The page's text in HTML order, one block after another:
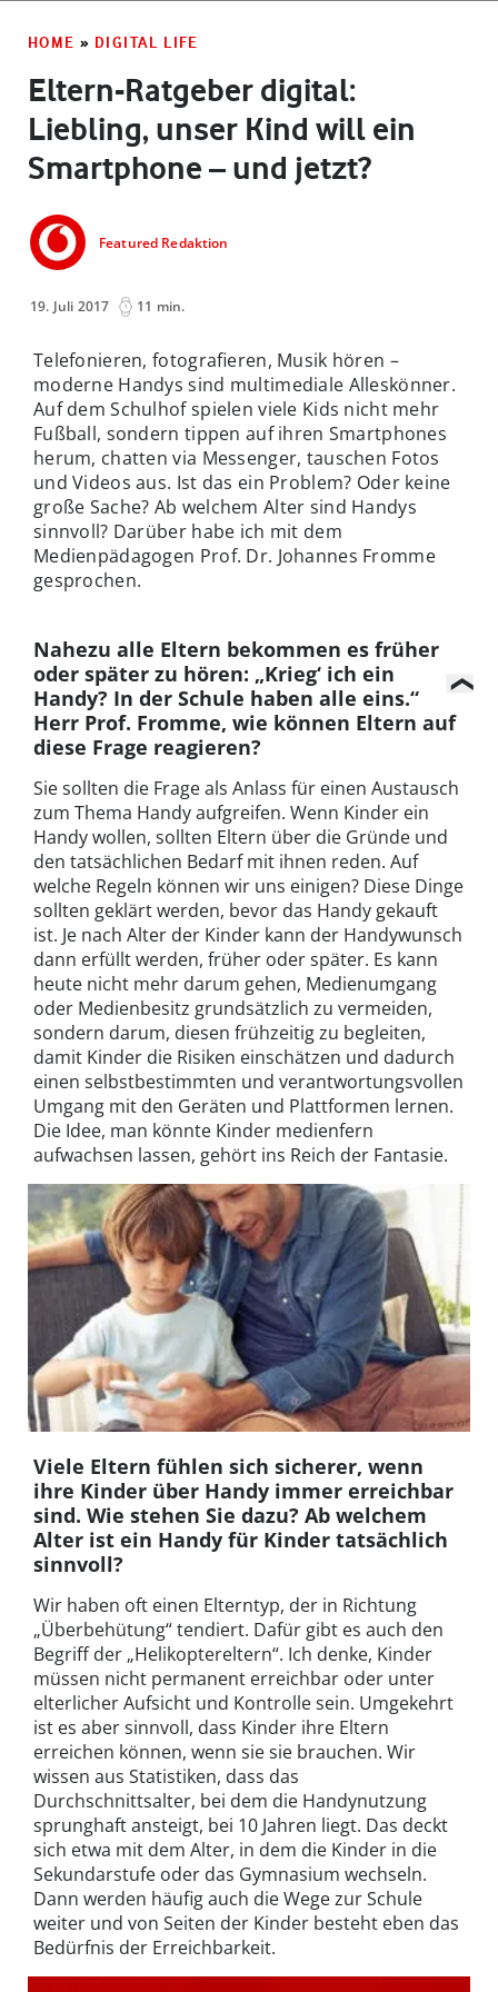
HOME » DIGITAL LIFE
Eltern-Ratgeber digital:
Liebling, unser Kind will ein
Smartphone – und jetzt?
Featured Redaktion
19. Juli 2017 11 min.
Telefonieren, fotografieren, Musik hören –
moderne Handys sind multimediale Alleskönner.
Auf dem Schulhof spielen viele Kids nicht mehr
Fußball, sondern tippen auf ihren Smartphones
herum, chatten via Messenger, tauschen Fotos
und Videos aus. Ist das ein Problem? Oder keine
große Sache? Ab welchem Alter sind Handys
sinnvoll? Darüber habe ich mit dem
Medienpädagogen Prof. Dr. Johannes Fromme
gesprochen.
Nahezu alle Eltern bekommen es früher
oder später zu hören: „Krieg‘ ich ein
Handy? In der Schule haben alle eins.“
Herr Prof. Fromme, wie können Eltern auf
diese Frage reagieren?
Sie sollten die Frage als Anlass für einen Austausch
zum Thema Handy aufgreifen. Wenn Kinder ein
Handy wollen, sollten Eltern über die Gründe und
den tatsächlichen Bedarf mit ihnen reden. Auf
welche Regeln können wir uns einigen? Diese Dinge
sollten geklärt werden, bevor das Handy gekauft
ist. Je nach Alter der Kinder kann der Handywunsch
dann erfüllt werden, früher oder später. Es kann
heute nicht mehr darum gehen, Medienumgang
oder Medienbesitz grundsätzlich zu vermeiden,
sondern darum, diesen frühzeitig zu begleiten,
damit Kinder die Risiken einschätzen und dadurch
einen selbstbestimmten und verantwortungsvollen
Umgang mit den Geräten und Plattformen lernen.
Die Idee, man könnte Kinder medienfern
aufwachsen lassen, gehört ins Reich der Fantasie.
Viele Eltern fühlen sich sicherer, wenn
ihre Kinder über Handy immer erreichbar
sind. Wie stehen Sie dazu? Ab welchem
Alter ist ein Handy für Kinder tatsächlich
sinnvoll?
Wir haben oft einen Elterntyp, der in Richtung
„Überbehütung“ tendiert. Dafür gibt es auch den
Begriff der „Helikoptereltern“. Ich denke, Kinder
müssen nicht permanent erreichbar oder unter
elterlicher Aufsicht und Kontrolle sein. Umgekehrt
ist es aber sinnvoll, dass Kinder ihre Eltern
erreichen können, wenn sie sie brauchen. Wir
wissen aus Statistiken, dass das
Durchschnittsalter, bei dem die Handynutzung
sprunghaft ansteigt, bei 10 Jahren liegt. Das deckt
sich etwa mit dem Alter, in dem die Kinder in die
Sekundarstufe oder das Gymnasium wechseln.
Dann werden häufig auch die Wege zur Schule
weiter und von Seiten der Kinder besteht eben das
Bedürfnis der Erreichbarkeit.